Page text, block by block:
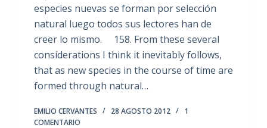
especies nuevas se forman por selección
natural luego todos sus lectores han de
creer lo mismo. 158. From these several
considerations I think it inevitably follows,
that as new species in the course of time are
formed through natural…
EMILIO CERVANTES 28 AGOSTO 2012
1
COMENTARIO